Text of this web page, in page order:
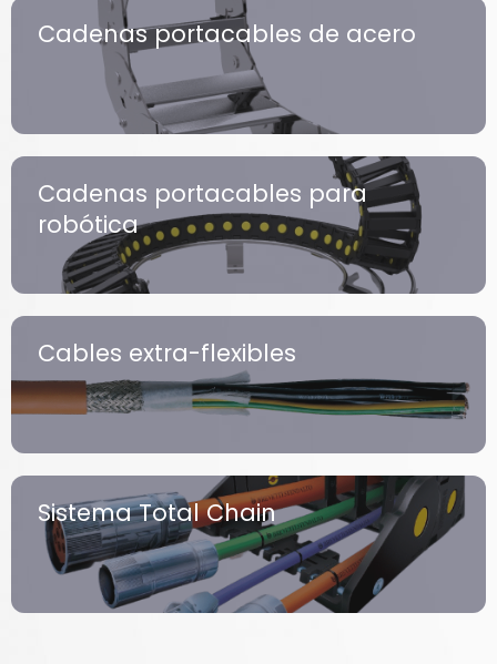
Cadenas portacables de acero
Cadenas portacables para
robótica
Cables extra-flexibles
Sistema Total Chain